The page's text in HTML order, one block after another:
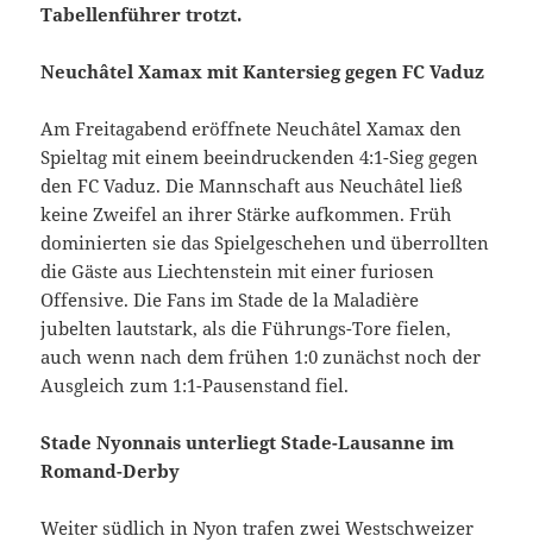
Tabellenführer trotzt.
Neuchâtel Xamax mit Kantersieg gegen FC Vaduz
Am Freitagabend eröffnete Neuchâtel Xamax den
Spieltag mit einem beeindruckenden 4:1-Sieg gegen
den FC Vaduz. Die Mannschaft aus Neuchâtel ließ
keine Zweifel an ihrer Stärke aufkommen. Früh
dominierten sie das Spielgeschehen und überrollten
die Gäste aus Liechtenstein mit einer furiosen
Offensive. Die Fans im Stade de la Maladière
jubelten lautstark, als die Führungs-Tore fielen,
auch wenn nach dem frühen 1:0 zunächst noch der
Ausgleich zum 1:1-Pausenstand fiel.
Stade Nyonnais unterliegt Stade-Lausanne im
Romand-Derby
Weiter südlich in Nyon trafen zwei Westschweizer